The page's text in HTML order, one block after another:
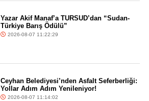
Yazar Akif Manaf’a TURSUD’dan “Sudan-
Türkiye Barış Ödülü”
2026-08-07 11:22:29
Ceyhan Belediyesi’nden Asfalt Seferberliği:
Yollar Adım Adım Yenileniyor!
2026-08-07 11:14:02